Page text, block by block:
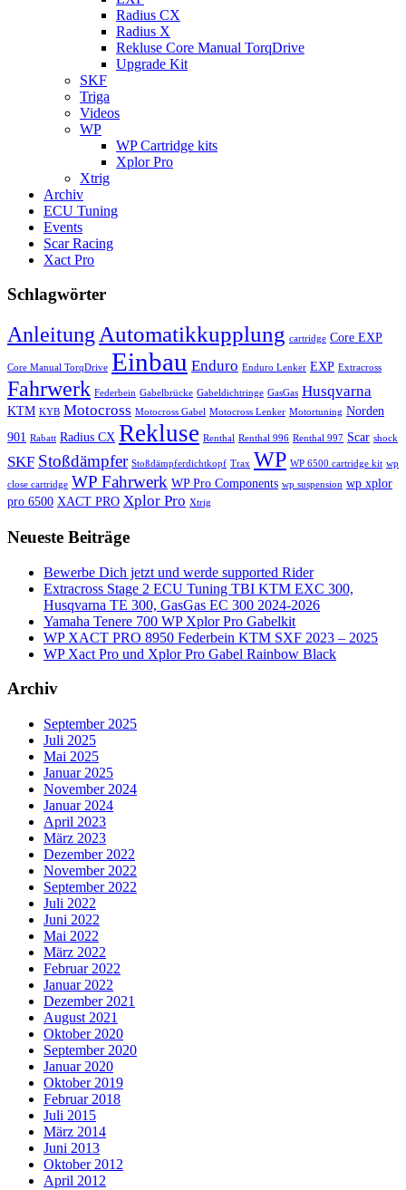
Radius CX
Radius X
Rekluse Core Manual TorqDrive
Upgrade Kit
SKF
Triga
Videos
WP
WP Cartridge kits
Xplor Pro
Xtrig
Archiv
ECU Tuning
Events
Scar Racing
Xact Pro
Schlagwörter
Anleitung Automatikkupplung cartridge Core EXP
Core Manual TorqDrive Einbau Enduro Enduro Lenker EXP Extracross
Fahrwerk Federbein Gabelbrücke Gabeldichtringe GasGas Husqvarna
KTM KYB Motocross Motocross Gabel Motocross Lenker Motortuning Norden
901 Rabatt Radius CX Rekluse Renthal Renthal 996 Renthal 997 Scar shock
SKF Stoßdämpfer Stoßdämpferdichtkopf Trax WP WP 6500 cartridge kit wp
close cartridge WP Fahrwerk WP Pro Components wp suspension wp xplor
pro 6500 XACT PRO Xplor Pro Xtrig
Neueste Beiträge
Bewerbe Dich jetzt und werde supported Rider
Extracross Stage 2 ECU Tuning TBI KTM EXC 300,
Husqvarna TE 300, GasGas EC 300 2024-2026
Yamaha Tenere 700 WP Xplor Pro Gabelkit
WP XACT PRO 8950 Federbein KTM SXF 2023 – 2025
WP Xact Pro und Xplor Pro Gabel Rainbow Black
Archiv
September 2025
Juli 2025
Mai 2025
Januar 2025
November 2024
Januar 2024
April 2023
März 2023
Dezember 2022
November 2022
September 2022
Juli 2022
Juni 2022
Mai 2022
März 2022
Februar 2022
Januar 2022
Dezember 2021
August 2021
Oktober 2020
September 2020
Januar 2020
Oktober 2019
Februar 2018
Juli 2015
März 2014
Juni 2013
Oktober 2012
April 2012